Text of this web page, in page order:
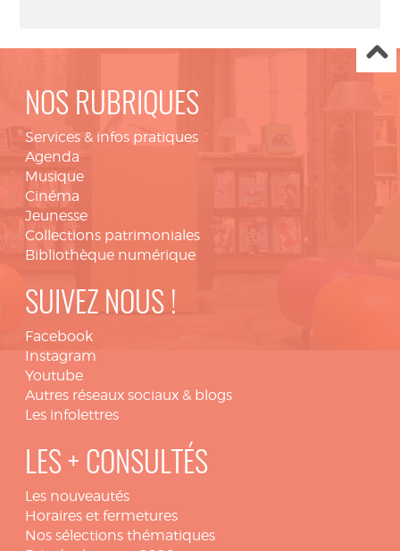
NOS RUBRIQUES
Services & infos pratiques
Agenda
Musique
Cinéma
Jeunesse
Collections patrimoniales
Bibliothèque numérique
SUIVEZ NOUS !
Facebook
Instagram
Youtube
Autres réseaux sociaux & blogs
Les infolettres
LES + CONSULTÉS
Les nouveautés
Horaires et fermetures
Nos sélections thématiques